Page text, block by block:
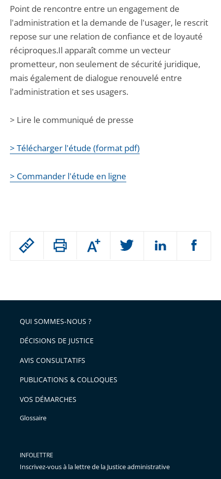
Passer
arriver
après
Augmenter
ou
l'article
pour
avant
Point de rencontre entre un engagement de
l'administration et la demande de l'usager, le rescrit
repose sur une relation de confiance et de loyauté
réciproques.Il apparaît comme un vecteur
prometteur, non seulement de sécurité juridique,
mais également de dialogue renouvelé entre
l'administration et ses usagers.
> Lire le communiqué de presse
> Télécharger l'étude (format pdf)
> Commander l'étude en ligne
QUI SOMMES-NOUS ?
DÉCISIONS DE JUSTICE
AVIS CONSULTATIFS
PUBLICATIONS & COLLOQUES
VOS DÉMARCHES
Glossaire
INFOLETTRE
Inscrivez-vous à la lettre de la Justice administrative